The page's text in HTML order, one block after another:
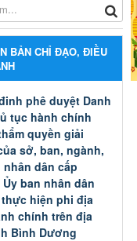
CÁT CHÀO
BẢN CHỈ ĐẠO, ĐIỀU
phê duyệt Danh
tục hành chính
quyền giải
sở, ban, ngành,
nhân dân cấp
ban nhân dân
hiện phi địa
chính trên địa
Bình Dương